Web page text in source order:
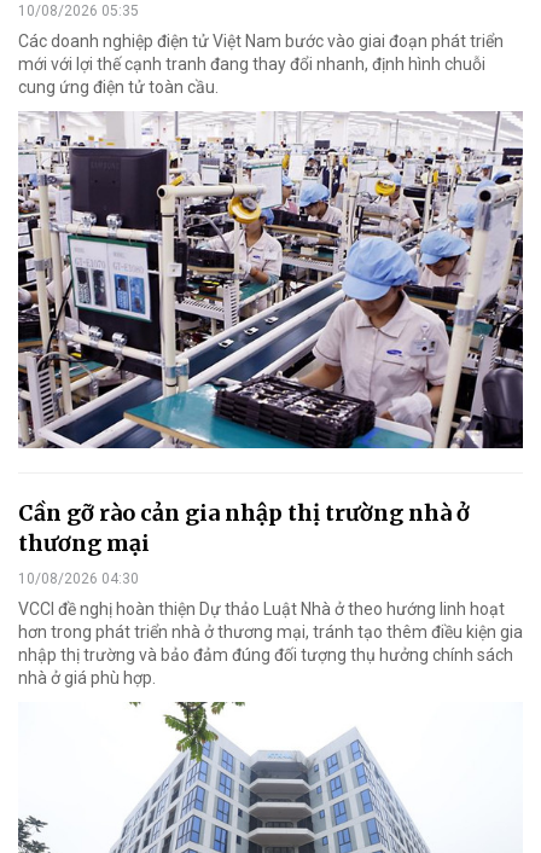
10/08/2026 05:35
Các doanh nghiệp điện tử Việt Nam bước vào giai đoạn phát triển
mới với lợi thế cạnh tranh đang thay đổi nhanh, định hình chuỗi
cung ứng điện tử toàn cầu.
Cần gỡ rào cản gia nhập thị trường nhà ở
thương mại
10/08/2026 04:30
VCCI đề nghị hoàn thiện Dự thảo Luật Nhà ở theo hướng linh hoạt
hơn trong phát triển nhà ở thương mại, tránh tạo thêm điều kiện gia
nhập thị trường và bảo đảm đúng đối tượng thụ hưởng chính sách
nhà ở giá phù hợp.